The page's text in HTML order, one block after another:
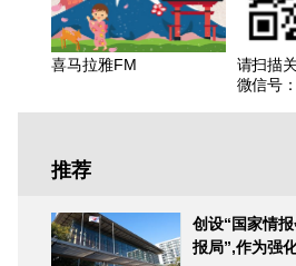
Español
Русский
喜马拉雅FM
请扫描
微信号
推荐
创设“国家情
报局”,作为强